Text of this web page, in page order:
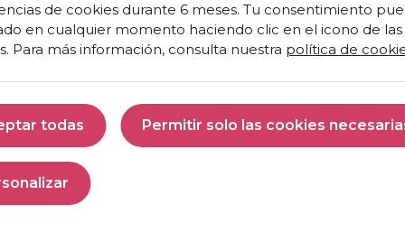
de cookies durante 6 meses. Tu consentimiento
en cualquier momento haciendo clic en el icono de las
Para más información, consulta nuestra política de
todas
Aceptar todas
Permitir solo las cookies
Permitir solo las
Personalizar
et
et
Prêt
à
faire
de
contact
un
moteur
de